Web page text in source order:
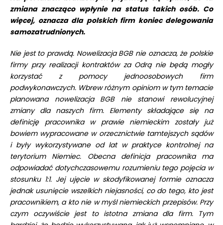
zmiana znacząco wpłynie na status takich osób. Co
więcej, oznacza dla polskich firm koniec delegowania
samozatrudnionych.
Nie jest to prawdą. Nowelizacja BGB nie oznacza, że polskie
firmy przy realizacji kontraktów za Odrą nie będą mogły
korzystać z pomocy jednoosobowych firm
podwykonawczych. Wbrew różnym opiniom w tym temacie
planowana nowelizacja BGB nie stanowi rewolucyjnej
zmiany dla naszych firm. Elementy składające się na
definicję pracownika w prawie niemieckim zostały już
bowiem wypracowane w orzecznictwie tamtejszych sądów
i były wykorzystywane od lat w praktyce kontrolnej na
terytorium Niemiec. Obecna definicja pracownika ma
odpowiadać dotychczasowemu rozumieniu tego pojęcia w
stosunku 1:1. Jej ujęcie w skodyfikowanej formie oznacza
jednak usunięcie wszelkich niejasności, co do tego, kto jest
pracownikiem, a kto nie w myśl niemieckich przepisów. Przy
czym oczywiście jest to istotna zmiana dla firm. Tym